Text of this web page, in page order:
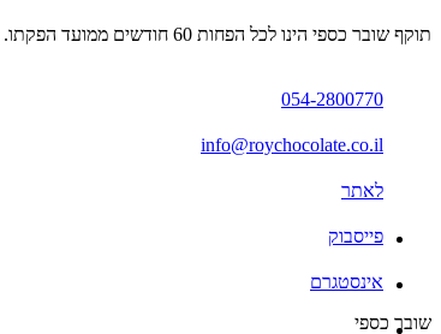
תוקף שובר כספי הינו לכל הפחות 60 חודשים ממועד הפקתו. תוקף שובר לרכישת מוצר או שירות מסויים יהיה לכל הפחות 24 חודשים ממועד הפקתו
054-2800770
info@roychocolate.co.il
לאתר
פייסבוק
אינסטגרם
שובר כספי